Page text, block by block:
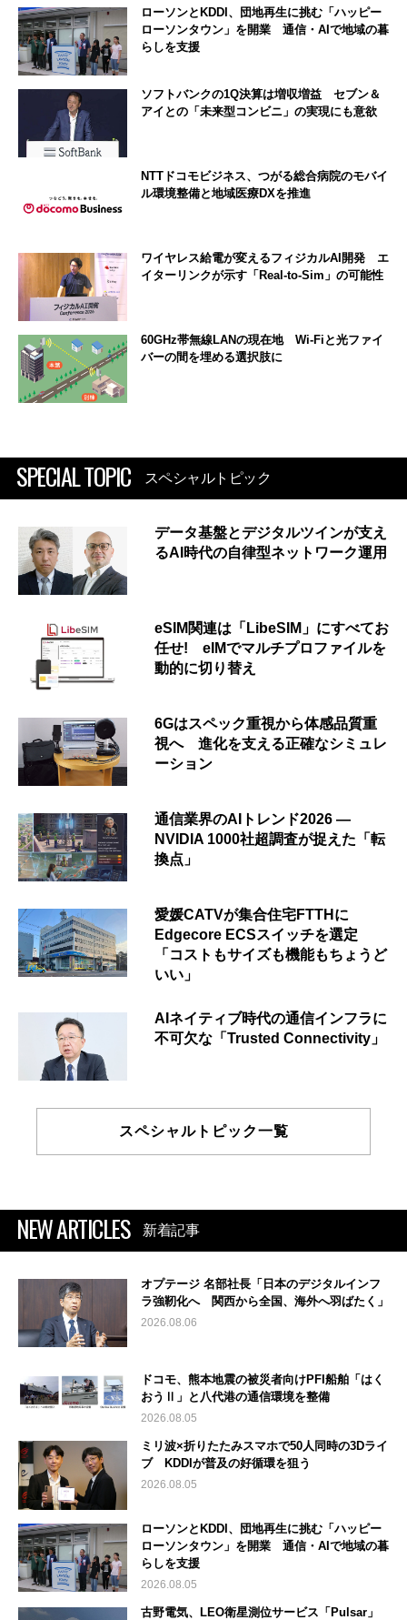
ローソンとKDDI、団地再生に挑む「ハッピー
ローソンタウン」を開業 通信・AIで地域の暮
らしを支援
ソフトバンクの1Q決算は増収増益 セブン＆
アイとの「未来型コンビニ」の実現にも意欲
NTTドコモビジネス、つがる総合病院のモバイ
ル環境整備と地域医療DXを推進
ワイヤレス給電が変えるフィジカルAI開発 エ
イターリンクが示す「Real-to-Sim」の可能性
60GHz帯無線LANの現在地 Wi-Fiと光ファイ
バーの間を埋める選択肢に
SPECIAL TOPIC スペシャルトピック
データ基盤とデジタルツインが支え
るAI時代の自律型ネットワーク運用
eSIM関連は「LibeSIM」にすべてお
任せ! eIMでマルチプロファイルを
動的に切り替え
6Gはスペック重視から体感品質重
視へ 進化を支える正確なシミュレ
ーション
通信業界のAIトレンド2026 ―
NVIDIA 1000社超調査が捉えた「転
換点」
愛媛CATVが集合住宅FTTHに
Edgecore ECSスイッチを選定
「コストもサイズも機能もちょうど
いい」
AIネイティブ時代の通信インフラに
不可欠な「Trusted Connectivity」
スペシャルトピック一覧
NEW ARTICLES 新着記事
オプテージ 名部社長「日本のデジタルインフ
ラ強靭化へ 関西から全国、海外へ羽ばたく」
2026.08.06
ドコモ、熊本地震の被災者向けPFI船舶「はく
おうⅡ」と八代港の通信環境を整備
2026.08.05
ミリ波×折りたたみスマホで50人同時の3Dライ
ブ KDDIが普及の好循環を狙う
2026.08.05
ローソンとKDDI、団地再生に挑む「ハッピー
ローソンタウン」を開業 通信・AIで地域の暮
らしを支援
2026.08.05
古野電気、LEO衛星測位サービス「Pulsar」